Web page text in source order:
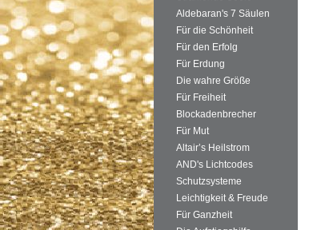
Aldebaran's 7 Säulen
Für die Schönheit
Für den Erfolg
Für Erdung
Die wahre Größe
Für Freiheit
Blockadenbrecher
Für Mut
Altair’s Heilstrom
AND's Lichtcodes
Schutzsysteme
Leichtigkeit & Freude
Für Ganzheit